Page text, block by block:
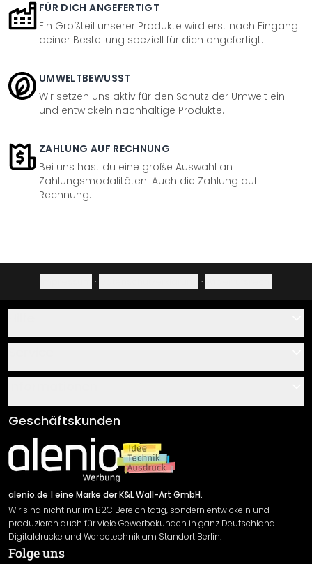
FÜR DICH ANGEFERTIGT
Ein Großteil unserer Produkte wird erst nach Eingang
deiner Bestellung speziell für dich angefertigt.
UMWELTBEWUSST
Wir setzen uns aktiv für den Schutz der Umwelt ein
und entwickeln nachhaltige Produkte.
ZAHLUNG AUF RECHNUNG
Bei uns hast du eine große Auswahl an
Zahlungsmodalitäten. Auch die Zahlung auf
Rechnung.
· ·
Über uns
Klebe- und Montageanleitungen
Newsletter An-/Abmeldung
Sendungsverfolgung
AGB
Impressum
Versand & Zahlung
Rücksendung
Widerrufsrecht
Datenschutzerklärung
Gewährleistung
Geschäftskunden
alenio.de | eine Marke der K&L Wall-Art GmbH.
Wir sind nicht nur im B2C Bereich tätig, sondern entwickeln und
produzieren auch für viele Gewerbekunden in ganz Deutschland
Digitaldrucke und Werbetechnik am Standort Berlin.
Folge uns